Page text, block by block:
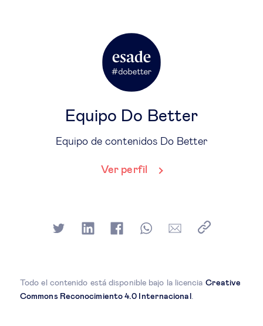
Equipo Do Better
Equipo de contenidos Do Better
Ver perfil
Todo el contenido está disponible bajo la licencia Creative
Commons Reconocimiento 4.0 Internacional